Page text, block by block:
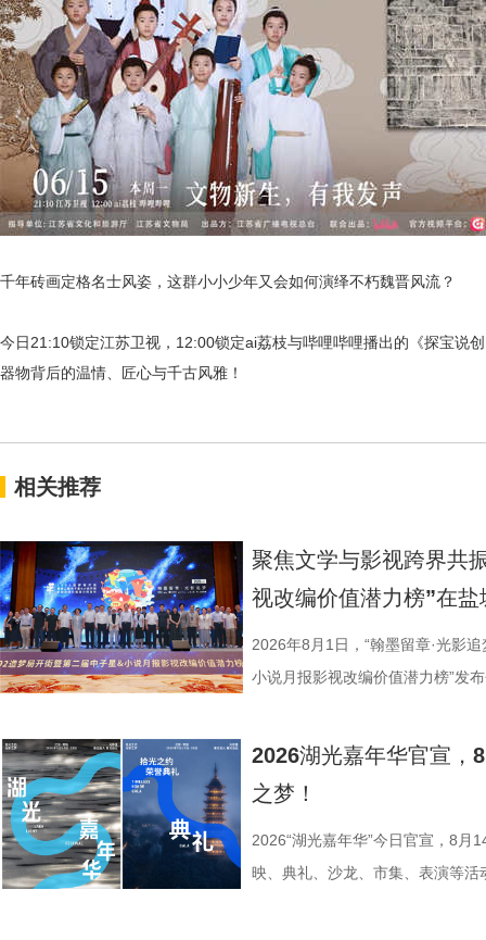
千年砖画定格名士风姿，这群小小少年又会如何演绎不朽魏晋风流？
今日21:10锁定江苏卫视，12:00锁定ai荔枝与哔哩哔哩播出的《探宝说
器物背后的温情、匠心与千古风雅！
相关推荐
聚焦文学与影视跨界共
视改编价值潜力榜”在盐
2026年8月1日，“翰墨留章·光影
小说月报影视改编价值潜力榜”发
化广电和旅游局、盐城经济技术
达文化传媒公司联合主办，盐城
活动当天，众多知名编剧、导演
人齐聚一堂，共同见证文学与影
2026湖光嘉年华官宣，
之梦！
2026“湖光嘉年华”今日官宣，8月
映、典礼、沙龙、市集、表演等